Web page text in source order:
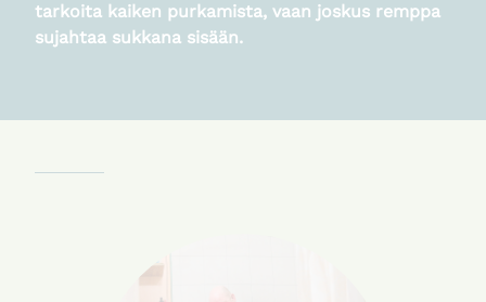
tarkoita kaiken purkamista, vaan joskus remppa
sujahtaa sukkana sisään.